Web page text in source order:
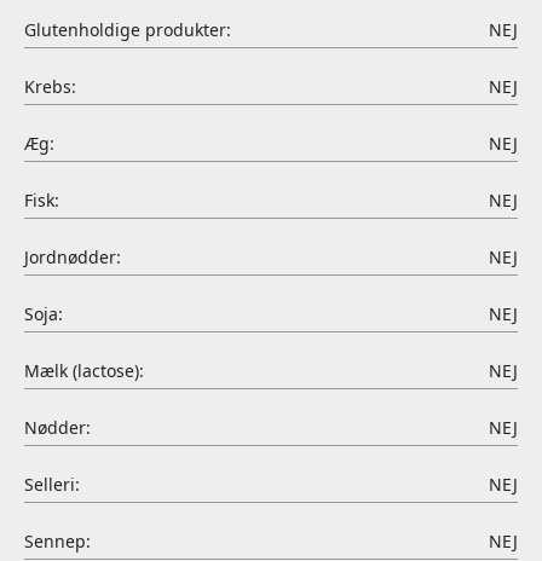
Glutenholdige produkter: NEJ
Krebs: NEJ
Æg: NEJ
Fisk: NEJ
Jordnødder: NEJ
Soja: NEJ
Mælk (lactose): NEJ
Nødder: NEJ
Selleri: NEJ
Sennep: NEJ